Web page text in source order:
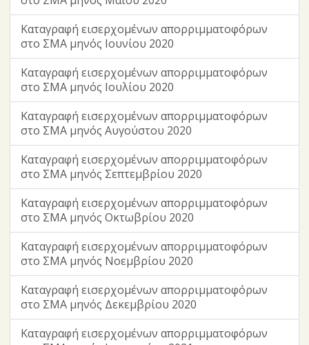
Καταγραφή εισερχομένων απορριμματοφόρων
στο ΣΜΑ μηνός Ιουνίου 2020
Καταγραφή εισερχομένων απορριμματοφόρων
στο ΣΜΑ μηνός Ιουλίου 2020
Καταγραφή εισερχομένων απορριμματοφόρων
στο ΣΜΑ μηνός Αυγούστου 2020
Καταγραφή εισερχομένων απορριμματοφόρων
στο ΣΜΑ μηνός Σεπτεμβρίου 2020
Καταγραφή εισερχομένων απορριμματοφόρων
στο ΣΜΑ μηνός Οκτωβρίου 2020
Καταγραφή εισερχομένων απορριμματοφόρων
στο ΣΜΑ μηνός Νοεμβρίου 2020
Καταγραφή εισερχομένων απορριμματοφόρων
στο ΣΜΑ μηνός Δεκεμβρίου 2020
Καταγραφή εισερχομένων απορριμματοφόρων